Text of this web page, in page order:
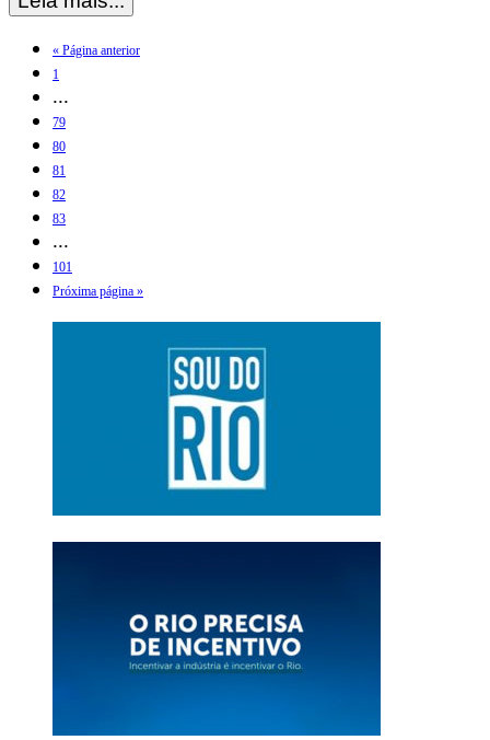
« Página anterior
1
...
79
80
81
82
83
...
101
Próxima página »